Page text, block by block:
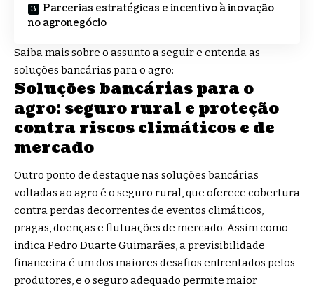
Parcerias estratégicas e incentivo à inovação
no agronegócio
Saiba mais sobre o assunto a seguir e entenda as
soluções bancárias para o agro:
Soluções bancárias para o
agro: seguro rural e proteção
contra riscos climáticos e de
mercado
Outro ponto de destaque nas soluções bancárias
voltadas ao agro é o seguro rural, que oferece cobertura
contra perdas decorrentes de eventos climáticos,
pragas, doenças e flutuações de mercado. Assim como
indica Pedro Duarte Guimarães, a previsibilidade
financeira é um dos maiores desafios enfrentados pelos
produtores, e o seguro adequado permite maior